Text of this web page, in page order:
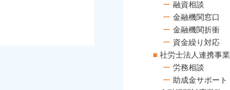
融資相談
金融機関窓口
金融機関折衝
資金繰り対応
社労士法人連携事業
労務相談
助成金サポート